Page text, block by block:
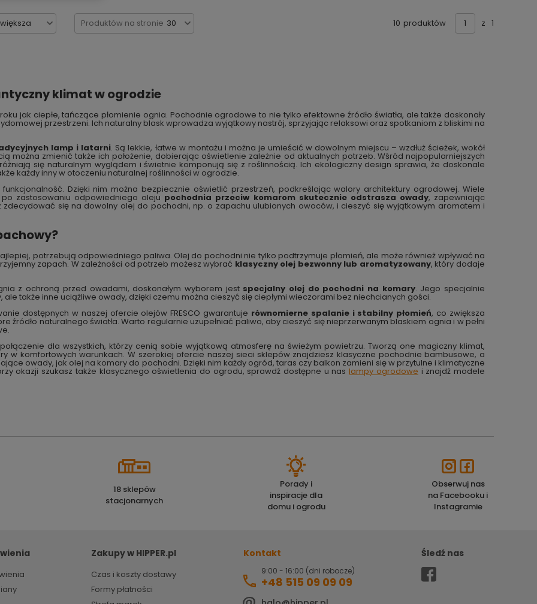
Produktów na stronie 30 10 produktów z 1
klimat w ogrodzie
jak ciepłe, tańczące płomienie ognia. Pochodnie ogrodowe to nie tylko efektowne źródło światła, ale także doskonały
przestrzeni. Ich naturalny blask wprowadza wyjątkowy nastrój, sprzyjając relaksowi oraz spotkaniom z bliskimi na
lamp i latarni. Są lekkie, łatwe w montażu i można je umieścić w dowolnym miejscu – wzdłuż ścieżek, wokół
można zmienić także ich położenie, dobierając oświetlenie zależnie od aktualnych potrzeb. Wśród najpopularniejszych
się naturalnym wyglądem i świetnie komponują się z roślinnością. Ich ekologiczny design sprawia, że doskonale
każdy inny w otoczeniu naturalnej roślinności w ogrodzie.
Dzięki nim można bezpiecznie oświetlić przestrzeń, podkreślając walory architektury ogrodowej. Wiele
zastosowaniu odpowiedniego oleju pochodnia przeciw komarom skutecznie odstrasza owady, zapewniając
się na dowolny olej do pochodni, np. o zapachu ulubionych owoców, i cieszyć się wyjątkowym aromatem i
potrzebują odpowiedniego paliwa. Olej do pochodni nie tylko podtrzymuje płomień, ale może również wpływać na
zapach. W zależności od potrzeb możesz wybrać klasyczny olej bezwonny lub aromatyzowany, który dodaje
z ochroną przed owadami, doskonałym wyborem jest specjalny olej do pochodni na komary. Jego specjalnie
także inne uciążliwe owady, dzięki czemu można cieszyć się ciepłymi wieczorami bez niechcianych gości.
dostępnych w naszej ofercie olejów FRESCO gwarantuje równomierne spalanie i stabilny płomień, co zwiększa
naturalnego światła. Warto regularnie uzupełniać paliwo, aby cieszyć się nieprzerwanym blaskiem ognia i w pełni
dla wszystkich, którzy cenią sobie wyjątkową atmosferę na świeżym powietrzu. Tworzą one magiczny klimat,
w komfortowych warunkach. W szerokiej ofercie naszej sieci sklepów znajdziesz klasyczne pochodnie bambusowe, a
owady, jak olej na komary do pochodni. Dzięki nim każdy ogród, taras czy balkon zamieni się w przytulne i klimatyczne
okazji szukasz także klasycznego oświetlenia do ogrodu, sprawdź dostępne u naslampy ogrodowe i znajdź modele
18 sklepów
stacjonarnych
Porady i
inspiracje dla
domu i ogrodu
Obserwuj nas
na Facebooku i
Instagramie
Zakupy w HIPPER.pl
Czas i koszty dostawy
Formy płatności
Kontakt
9:00 - 16:00 (dni robocze)
+48 515 09 09 09
Śledź nas